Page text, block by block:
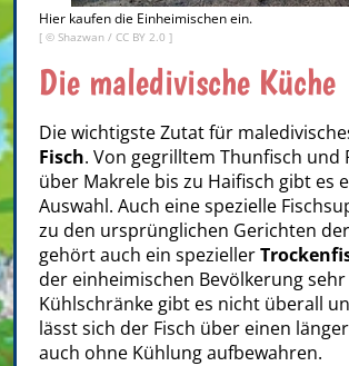
Hier kaufen die Einheimischen ein.
[ © Shazwan / CC BY 2.0 ]
Die maledivische Küche
Die wichtigste Zutat für
Fisch. Von gegrilltem Thunfisch und
über Makrele bis zu Haifisch gibt es
Auswahl. Auch eine spezielle
zu den ursprünglichen Gerichten
gehört auch ein spezieller
der einheimischen Bevölkerung
Kühlschränke gibt es nicht überall
lässt sich der Fisch über einen
auch ohne Kühlung aufbewahren.